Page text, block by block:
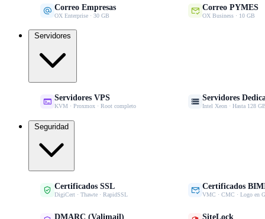
 Correo Empresas
OX Enterprise · 30 GB  Correo PYMES
OX Business · 10 GB
Servidores
 Servidores VPS
KVM · Proxmox · Root completo  Servidores
Intel Xeon · Hasta 128
Seguridad
 Certificados SSL
DigiCert · Thawte · RapidSSL  Certificados
VMC · CMC · Logo en
DMARC (Valimail) SiteLock